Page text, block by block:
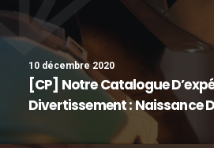
10 décembre 2020
[CP] Notre Catalogue
Divertissement : Naissance